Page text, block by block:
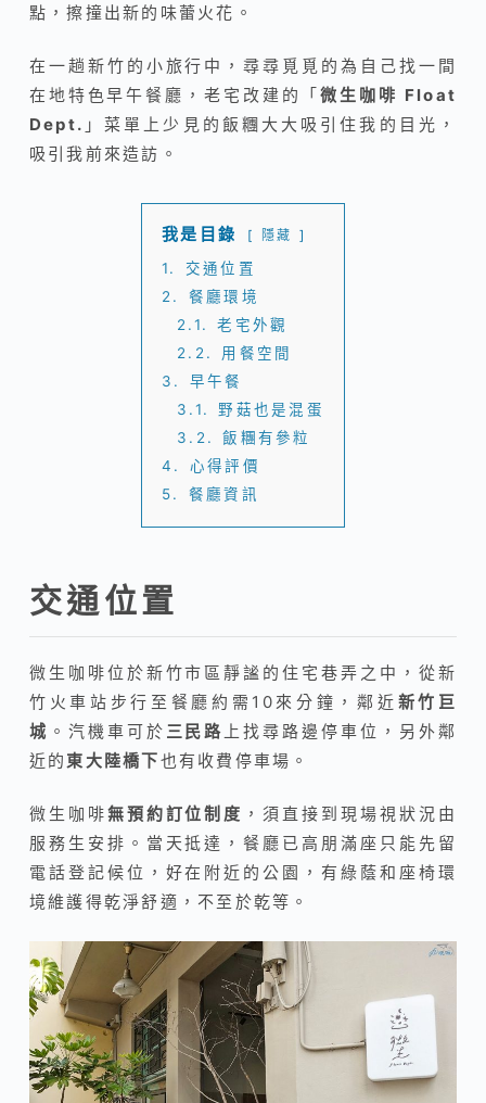
點，擦撞出新的味蕾火花。
在一趟新竹的小旅行中，尋尋覓覓的為自己找一間
在地特色早午餐廳，老宅改建的「微生咖啡 Float
Dept. 」菜單上少見的飯糰大大吸引住我的目光，
吸引我前來造訪。
我是目錄 隱藏
1.
交通位置
2.
餐廳環境
2.1.
老宅外觀
2.2.
用餐空間
3.
早午餐
3.1.
野菇也是混蛋
3.2.
飯糰有參粒
4.
心得評價
5.
餐廳資訊
交通位置
微生咖啡位於新竹市區靜謐的住宅巷弄之中，從新
竹火車站步行至餐廳約需10來分鐘，鄰近 新竹巨
城 。汽機車可於 三民路 上找尋路邊停車位，另外鄰
近的 東大陸橋下也有收費停車場。
微生咖啡無預約訂位制度 ，須直接到現場視狀況由
服務生安排。當天抵達，餐廳已高朋滿座只能先留
電話登記候位，好在附近的公園，有綠蔭和座椅環
境維護得乾淨舒適，不至於乾等。